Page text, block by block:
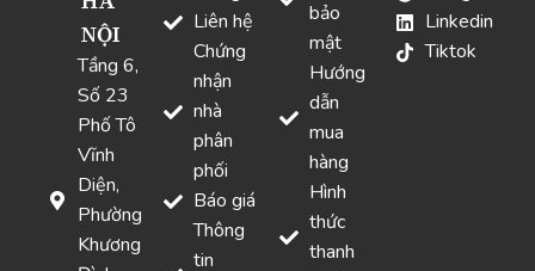
NỘI
Tầng 6,
Số 23
Phố Tô
Vĩnh
Diện,
Phường
Khương
Liên hệ
Chứng
nhận
nhà
phân
phối
Báo giá
Thông
tin
bảo
mật
Hướng
dẫn
mua
hàng
Hình
thức
thanh
Linkedin
Tiktok